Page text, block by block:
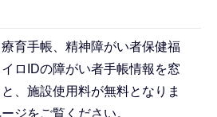
育手帳、精神障がい者保健福
ロIDの障がい者手帳情報を窓
、施設使用料が無料となりま
ジをご覧ください。